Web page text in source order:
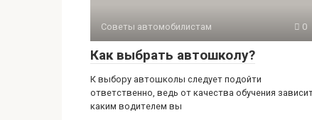
Советы автомобилистам 0
Как выбрать автошколу?
К выбору автошколы следует подойти
ответственно, ведь от качества обучения
каким водителем вы